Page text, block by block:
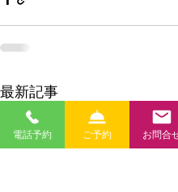
最新記事
電話予約 ご予約 お問合